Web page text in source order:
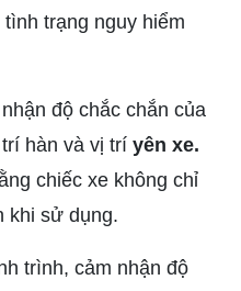
trạng nguy hiểm
độ chắc chắn của
hàn và vị trí yên xe.
chiếc xe không chỉ
khi sử dụng.
trình, cảm nhận độ